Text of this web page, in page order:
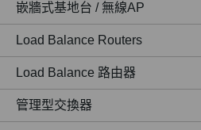
嵌牆式基地台 / 無線AP
Load Balance Routers
Load Balance 路由器
管理型交換器